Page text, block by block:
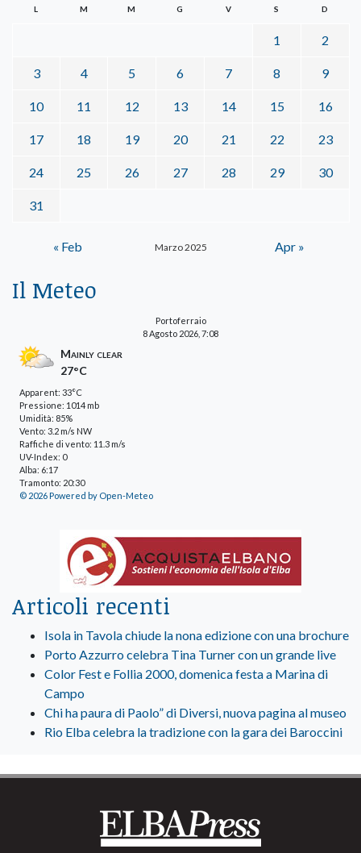
Marzo 2025
L M M G V S D
1 2
3 4 5 6 7 8 9
10 11 12 13 14 15 16
17 18 19 20 21 22 23
24 25 26 27 28 29 30
31
« Feb Apr »
Il Meteo
Portoferraio
8 Agosto 2026, 7:08
Mainly clear
27°C
Apparent: 33°C
Pressione: 1014 mb
Umidità: 85%
Vento: 3.2 m/s NW
Raffiche di vento: 11.3 m/s
UV-Index: 0
Alba: 6:17
Tramonto: 20:30
© 2026 Powered by Open-Meteo
Articoli recenti
Isola in Tavola chiude la nona edizione con una brochure
Porto Azzurro celebra Tina Turner con un grande live
Color Fest e Follia 2000, domenica festa a Marina di
Campo
Chi ha paura di Paolo” di Diversi, nuova pagina al museo
Rio Elba celebra la tradizione con la gara dei Baroccini